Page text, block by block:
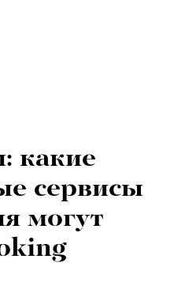
какие
сервисы
могут